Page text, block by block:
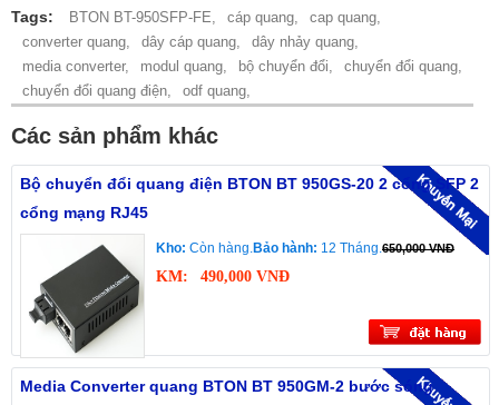
Tags: BTON BT-950SFP-FE, cáp quang,
cap quang,
converter quang,
dây cáp quang,
dây nhảy quang,
media converter,
modul quang, bộ chuyển đổi,
chuyển đổi quang,
chuyển đổi quang điện,
odf quang,
Các sản phẩm khác
Bộ chuyển đổi quang điện BTON BT 950GS-20 2 cổng SFP 2
cổng mạng RJ45
Kho: Còn hàng.Bảo hành: 12 Tháng.650,000 VNĐ
KM: 490,000 VNĐ
Media Converter quang BTON BT 950GM-2 bước sóng